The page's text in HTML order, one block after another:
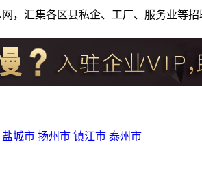
，汇集各区县私企、工厂、服务业等
盐城市 扬州市 镇江市 泰州市